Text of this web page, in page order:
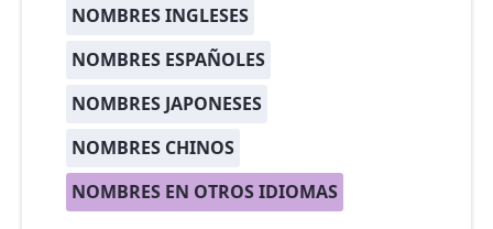
NOMBRES INGLESES
NOMBRES ESPAÑOLES
NOMBRES JAPONESES
NOMBRES CHINOS
NOMBRES EN OTROS IDIOMAS